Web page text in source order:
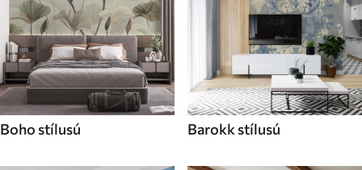
Boho stílusú Barokk stílusú